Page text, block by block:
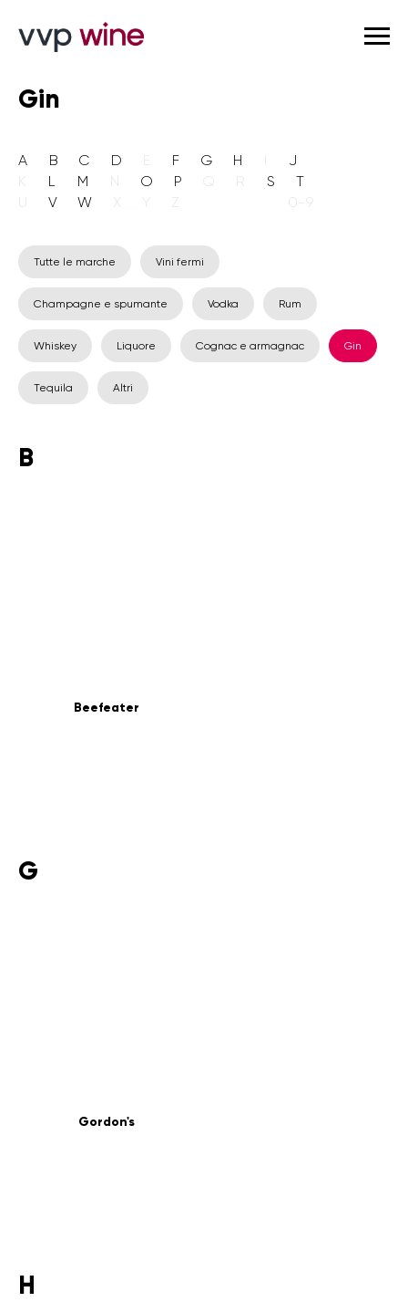
Gin
A B C D F G___ H
J
L M O P Q S
T
V___ W___ X Z 0-9
Tutte le marche Vini fermi
Champagne e spumante Vodka Rum
Whiskey Liquore Cognac e armagnac Gin
Tequila Altri
B
Beefeater
G
Gordon's
H